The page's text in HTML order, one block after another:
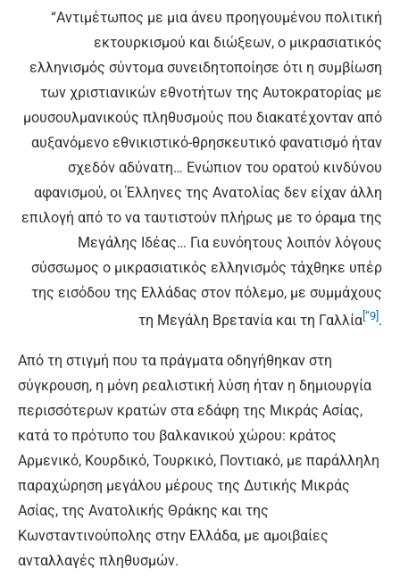
“Αντιμέτωπος με μια άνευ προηγουμένου πολιτική
εκτουρκισμού και διώξεων, ο μικρασιατικός
ελληνισμός σύντομα συνειδητοποίησε ότι η συμβίωση
των χριστιανικών εθνοτήτων της Αυτοκρατορίας με
μουσουλμανικούς πληθυσμούς που διακατέχονταν από
αυξανόμενο εθνικιστικό-θρησκευτικό φανατισμό ήταν
σχεδόν αδύνατη… Ενώπιον του ορατού κινδύνου
αφανισμού, οι Έλληνες της Ανατολίας δεν είχαν άλλη
επιλογή από το να ταυτιστούν πλήρως με το όραμα της
Μεγάλης Ιδέας… Για ευνόητους λοιπόν λόγους
σύσσωμος ο μικρασιατικός ελληνισμός τάχθηκε υπέρ
της εισόδου της Ελλάδας στον πόλεμο, με συμμάχους
τη Μεγάλη Βρετανία και τη Γαλλία[“9].
Από τη στιγμή που τα πράγματα οδηγήθηκαν στη
σύγκρουση, η μόνη ρεαλιστική λύση ήταν η δημιουργία
περισσότερων κρατών στα εδάφη της Μικράς Ασίας,
κατά το πρότυπο του βαλκανικού χώρου: κράτος
Αρμενικό, Κουρδικό, Τουρκικό, Ποντιακό, με παράλληλη
παραχώρηση μεγάλου μέρους της Δυτικής Μικράς
Ασίας, της Ανατολικής Θράκης και της
Κωνσταντινούπολης στην Ελλάδα, με αμοιβαίες
ανταλλαγές πληθυσμών.